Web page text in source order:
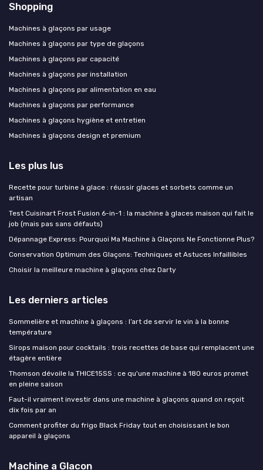
Shopping
Machines à glaçons par usage
Machines à glaçons par type de glaçons
Machines à glaçons par capacité
Machines à glaçons par installation
Machines à glaçons par alimentation en eau
Machines à glaçons par performance
Machines à glaçons hygiène et entretien
Machines à glaçons design et premium
Les plus lus
Recette pour turbine à glace : réussir glaces et sorbets comme un
artisan
Test Cuisinart Frost Fusion 6-in-1 : la machine à glaces maison qui fait le
job (mais pas sans défauts)
Dépannage Express: Pourquoi Ma Machine à Glaçons Ne Fonctionne Plus?
Conservation Optimum des Glaçons: Techniques et Astuces Infaillibles
Choisir la meilleure machine à glaçons chez Darty
Les derniers articles
Sommelière et machine à glaçons : l’art de servir le vin à la bonne
température
Sirops maison pour cocktails : trois recettes de base qui remplacent une
étagère entière
Thomson dévoile la THICE15SS : ce qu'une machine à 180 euros promet
en pleine saison
Faut-il vraiment investir dans une machine à glaçons quand on reçoit
dix fois par an
Comment profiter du frigo Black Friday tout en choisissant le bon
appareil à glaçons
Machine a Glacon